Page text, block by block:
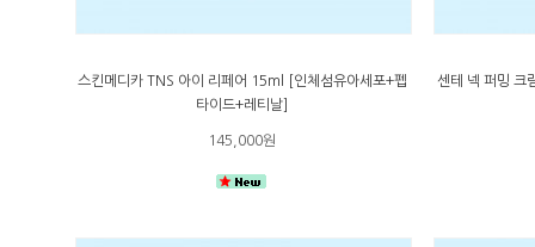
스킨메디카 TNS 아이 리페어 15ml [인체섬유아세포+펩
타이드+레티날]
145,000원
센테 넥 퍼밍 크